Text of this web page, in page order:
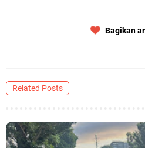
Bagikan
Related Posts